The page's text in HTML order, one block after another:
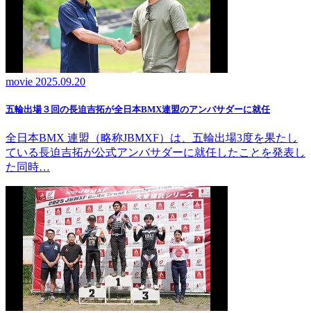
movie 2025.09.20
五輪出場３回の長迫吉拓が全日本BMX連盟のアンバサダーに就任
全日本BMX 連盟（略称JBMXF）は、五輪出場3度を果たし
ている長迫吉拓が公式アンバサダーに就任したことを発表し
た同時…